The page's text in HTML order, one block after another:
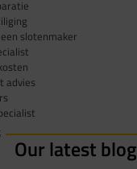
Our latest blog
slotenmaker
advies